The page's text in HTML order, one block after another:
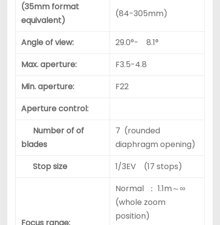
(35mm format
equivalent)
(84-305mm)
Angle of view:
29.0°- 8.1°
Max. aperture:
F3.5-4.8
Min. aperture:
F22
Aperture control:
Number of of
blades
7 (rounded
diaphragm opening)
Stop size
1/3EV (17 stops)
Focus range:
Normal ： 1.1m～∞
(whole zoom
position)